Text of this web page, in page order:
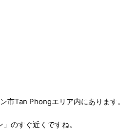
市Tan Phongエリア内にあります。
のすぐ近くですね。